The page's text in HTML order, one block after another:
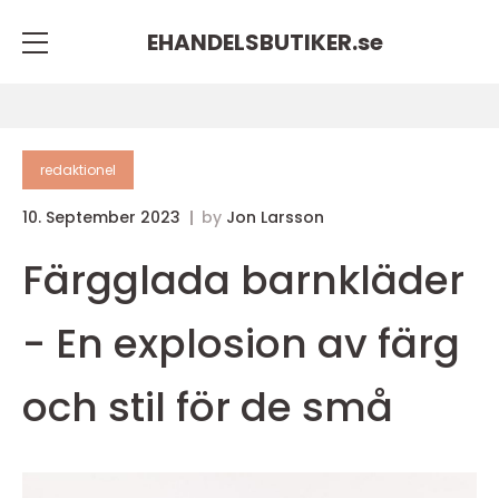
EHANDELSBUTIKER.se
redaktionel
10. September 2023 by Jon Larsson
Färgglada barnkläder
- En explosion av färg
och stil för de små